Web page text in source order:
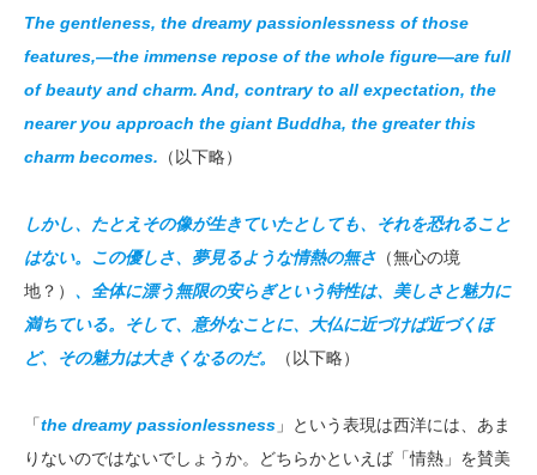
The gentleness, the dreamy passionlessness of those
features,—the immense repose of the whole figure—are full
of beauty and charm. And, contrary to all expectation, the
nearer you approach the giant Buddha, the greater this
charm becomes. （以下略）
しかし、たとえその像が生きていたとしても、それを恐れること
はない。この優しさ、夢見るような情熱の無さ （無心の境
地？） 、全体に漂う無限の安らぎという特性は、美しさと魅力に
満ちている。そして、意外なことに、大仏に近づけば近づくほ
ど、その魅力は大きくなるのだ。
（以下略）
「the dreamy passionlessness 」という表現は西洋には、あま
りないのではないでしょうか。どちらかといえば「情熱」を賛美